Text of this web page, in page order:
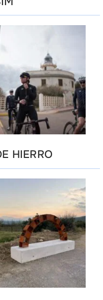
HIERRO